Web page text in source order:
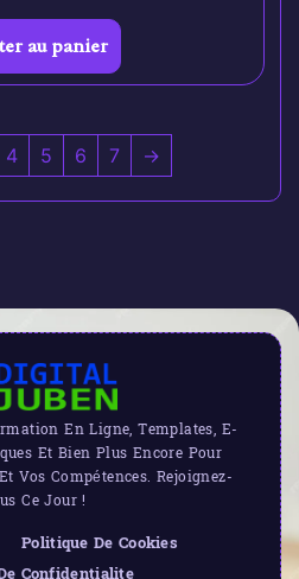
au panier
4 5 6 7 →
En Ligne, Templates, E-
Et Bien Plus Encore Pour
Vos Compétences. Rejoignez-
Ce Jour !
Politique De Cookies